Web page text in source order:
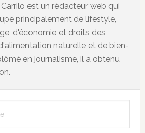
est un rédacteur web qui
principalement de lifestyle,
d'économie et droits des
naturelle et de bien-
en journalisme, il a obtenu